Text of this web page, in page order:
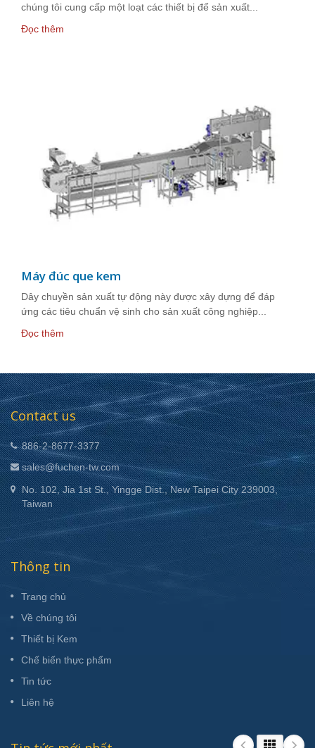
chúng tôi cung cấp một loạt các thiết bị để sản xuất...
Đọc thêm
Máy đúc que kem
Dây chuyền sản xuất tự động này được xây dựng để đáp
ứng các tiêu chuẩn vệ sinh cho sản xuất công nghiệp...
Đọc thêm
Contact us
886-2-8677-3377
sales@fuchen-tw.com
No. 102, Jia 1st St., Yingge Dist., New Taipei City 239003,
Taiwan
Thông tin
Trang chủ
Về chúng tôi
Thiết bị Kem
Chế biến thực phẩm
Tin tức
Liên hệ